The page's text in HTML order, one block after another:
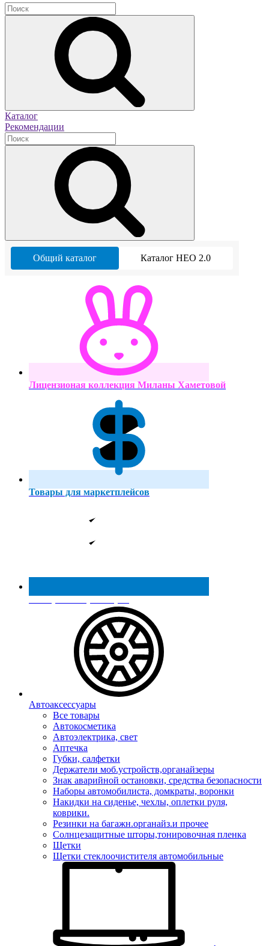
Каталог
Рекомендации
Общий каталог Каталог НЕО 2.0
Лицензионая коллекция Миланы Хаметовой
Товары для маркетплейсов
Реестр МинПромТорга
Автоаксессуары
Все товары
Автокосметика
Автоэлектрика, свет
Аптечка
Губки, салфетки
Держатели моб.устройств,органайзеры
Знак аварийной остановки, средства безопасности
Наборы автомобилиста, домкраты, воронки
Накидки на сиденье, чехлы, оплетки руля,
коврики.
Резинки на багажн.органайз.и прочее
Солнцезащитные шторы,тонировочная пленка
Щетки
Щетки стеклоочистителя автомобильные